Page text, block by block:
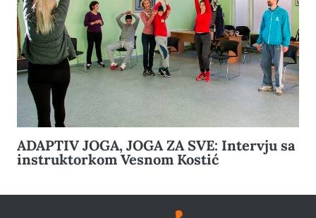
ADAPTIV JOGA, JOGA ZA SVE: Intervju sa
instruktorkom Vesnom Kostić